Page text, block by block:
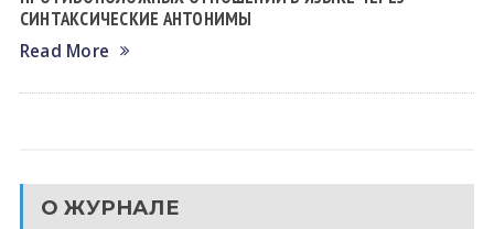
СИНТАКСИЧЕСКИЕ АНТОНИМЫ
Read More
О ЖУРНАЛЕ